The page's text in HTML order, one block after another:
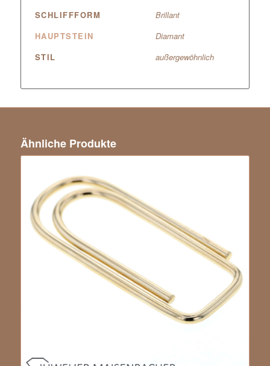
SCHLIFFFORM
Brillant
HAUPTSTEIN
Diamant
STIL
außergewöhnlich
Ähnliche Produkte